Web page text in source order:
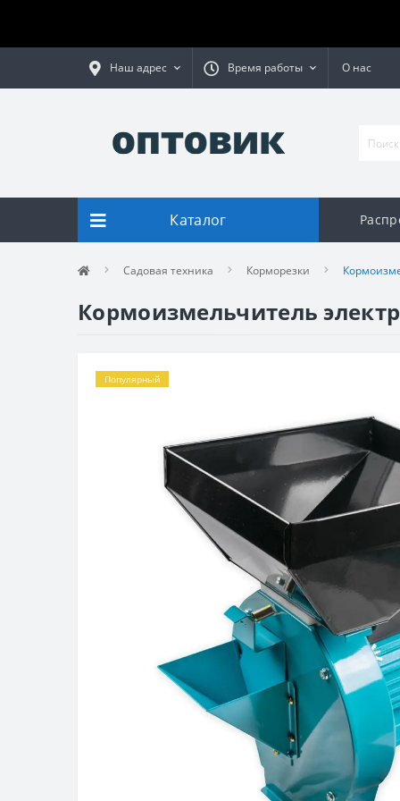
Наш адрес Время работы О нас
Каталог
Садовая техника Корморезки
Кормоизмельчитель
Популярный